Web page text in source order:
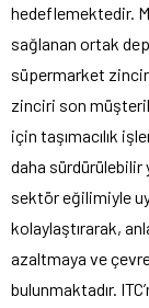
hedeflemektedir.
sağlanan ortak
süpermarket
zinciri son
için taşımacılık
daha sürdürülebilir
sektör eğilimiyle
kolaylaştırarak,
azaltmaya ve
bulunmaktadır.